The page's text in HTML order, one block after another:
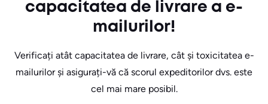
capacitatea de livrare a e-
mailurilor!
Verificați atât capacitatea de livrare, cât și toxicitatea e-
mailurilor și asigurați-vă că scorul expeditorilor dvs. este
cel mai mare posibil.